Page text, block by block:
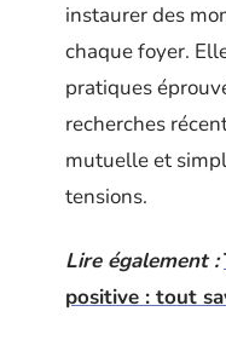
instaurer des
chaque foyer.
pratiques
recherches
mutuelle et
tensions.
Lire également :
positive : tout